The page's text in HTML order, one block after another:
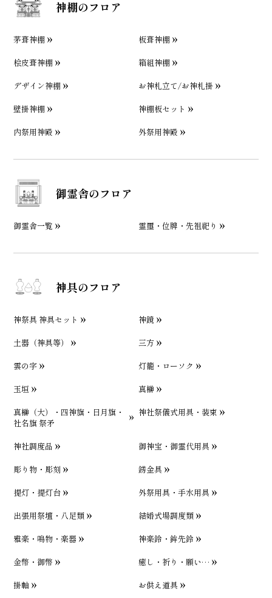
神棚のフロア
茅葺神棚
板葺神棚
桧皮葺神棚
箱組神棚
デザイン神棚
お神札立て/お神札掛
壁掛神棚
神棚板セット
内祭用神殿
外祭用神殿
御霊舎のフロア
御霊舎一覧 霊璽・位牌・先祖祀り
神具のフロア
神祭具 神具セット
神鏡
土器（神具等）
三方
雲の字
灯籠・ローソク
玉垣
真榊
真榊（大）・四神旗・日月旗・
社名旗 祭矛
神社祭儀式用具・装束
神社調度品
御神宝・御霊代用具
彫り物・彫刻
錺金具
提灯・提灯台
外祭用具・手水用具
出張用祭壇・八足類
結婚式場調度類
雅楽・鳴物・楽器
神楽鈴・鉾先鈴
金幣・御幣
癒し・祈り・願い…
掛軸
お供え道具